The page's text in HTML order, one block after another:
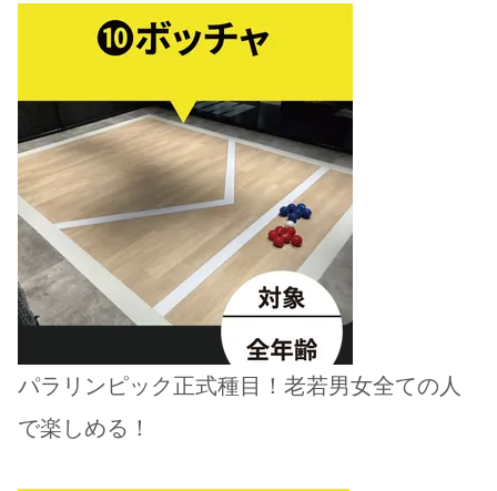
パラリンピック正式種目！老若男女全ての人
で楽しめる！